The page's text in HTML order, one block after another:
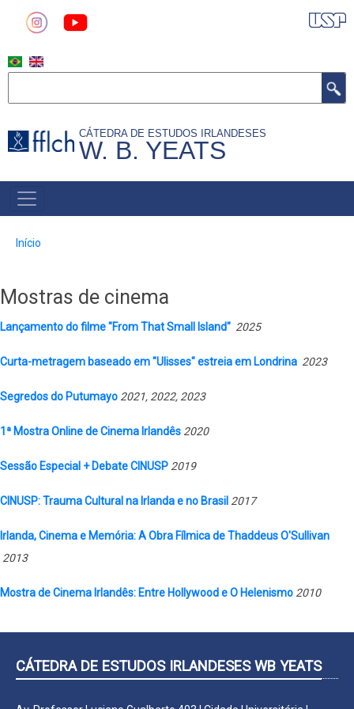
CÁTEDRA DE ESTUDOS IRLANDESES
W. B. YEATS
MAIN
NAVIGATION
Trilha
Início
Mostras de cinema
Lançamento do filme "From That Small Island" 2025
Curta-metragem baseado em "Ulisses" estreia em Londrina 2023
Segredos do Putumayo 2021, 2022, 2023
1ª Mostra Online de Cinema Irlandês 2020
Sessão Especial + Debate CINUSP 2019
CINUSP: Trauma Cultural na Irlanda e no Brasil 2017
Irlanda, Cinema e Memória: A Obra Fílmica de Thaddeus O'Sullivan
2013
Mostra de Cinema Irlandês: Entre Hollywood e O Helenismo 2010
CÁTEDRA DE ESTUDOS IRLANDESES WB YEATS